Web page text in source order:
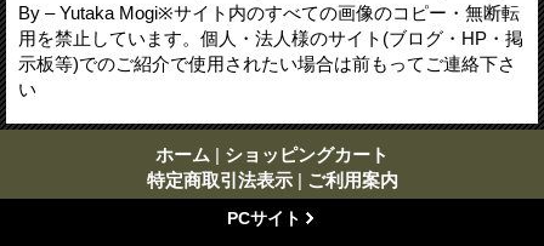
By – Yutaka Mogi※サイト内のすべての画像のコピー・無断転
用を禁止しています。個人・法人様のサイト(ブログ・HP・掲
示板等)でのご紹介で使用されたい場合は前もってご連絡下さ
い
ホーム | ショッピングカート
特定商取引法表示 | ご利用案内
PCサイト